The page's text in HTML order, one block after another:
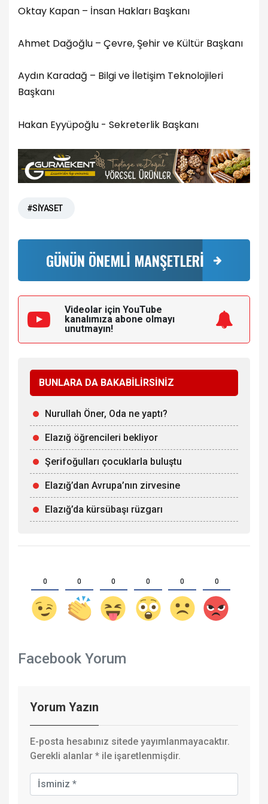
Oktay Kapan – İnsan Hakları Başkanı
Ahmet Dağoğlu – Çevre, Şehir ve Kültür Başkanı
Aydın Karadağ – Bilgi ve İletişim Teknolojileri
Başkanı
Hakan Eyyüpoğlu - Sekreterlik Başkanı
#SİYASET
GÜNÜN ÖNEMLİ MANŞETLERİ
Videolar için YouTube
kanalımıza abone olmayı
unutmayın!
BUNLARA DA BAKABİLİRSİNİZ
Nurullah Öner, Oda ne yaptı?
Elazığ öğrencileri bekliyor
Şerifoğulları çocuklarla buluştu
Elazığ’dan Avrupa’nın zirvesine
Elazığ’da kürsübaşı rüzgarı
0 0 0 0 0 0
Facebook Yorum
Yorum Yazın
E-posta hesabınız sitede yayımlanmayacaktır.
Gerekli alanlar * ile işaretlenmişdir.